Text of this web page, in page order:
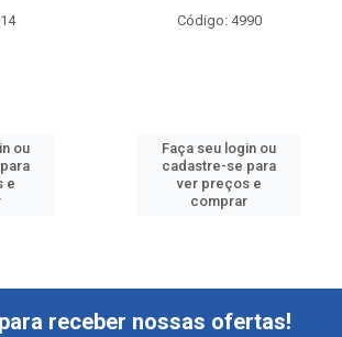
ou
e
Código: 4990
Faça seu login ou
cadastre-se para
ver preços e
comprar
receber nossas ofertas!